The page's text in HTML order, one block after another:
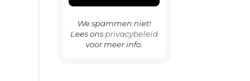
We spammen niet!
Lees ons privacybeleid
voor meer info.